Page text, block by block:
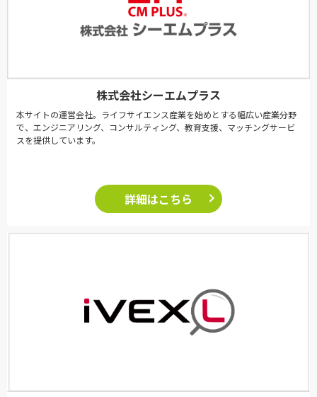
株式会社シーエムプラス
本サイトの運営会社。ライフサイエンス産業を始めとする幅広い産業分野
で、エンジニアリング、コンサルティング、教育支援、マッチングサービ
スを提供しています。
詳細はこちら